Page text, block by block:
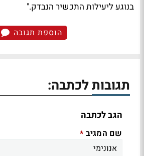
בנוגע ליעילות התכשיר הנבדק."
הוספת תגובה
תגובות לכתבה:
הגב לכתבה
שם המגיב *